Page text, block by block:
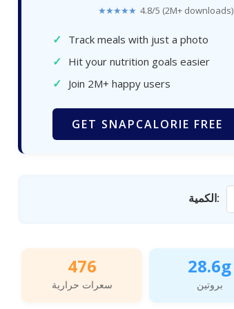
★★★★★ 4.8/5 (2M+ downloads)
✓ Track meals with just a photo
✓ Hit your nutrition goals easier
✓ Join 2M+ happy users
GET SNAPCALORIE FREE
الكمية:
476
سعرات حرارية
28.6g
بروتين